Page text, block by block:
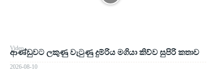
Video
ආණ්ඩුවට ලකුණු වැටුණු දුම්රිය මගියා කිව්ව සුපිරි කතාව
2026-08-10